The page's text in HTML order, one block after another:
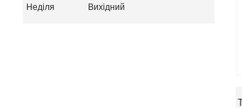
Неділя
Вихідний